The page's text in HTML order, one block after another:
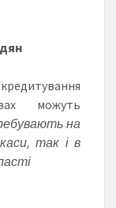
можуть
на
так і в